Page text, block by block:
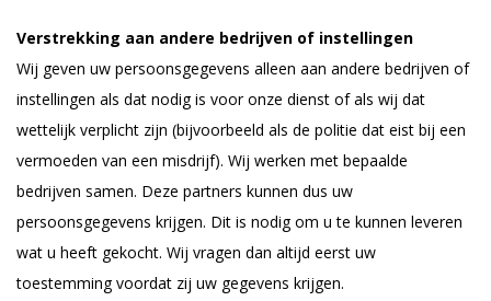
Verstrekking aan andere bedrijven of instellingen
Wij geven uw persoonsgegevens alleen aan andere bedrijven of
instellingen als dat nodig is voor onze dienst of als wij dat
wettelijk verplicht zijn (bijvoorbeeld als de politie dat eist bij een
vermoeden van een misdrijf). Wij werken met bepaalde
bedrijven samen. Deze partners kunnen dus uw
persoonsgegevens krijgen. Dit is nodig om u te kunnen leveren
wat u heeft gekocht. Wij vragen dan altijd eerst uw
toestemming voordat zij uw gegevens krijgen.